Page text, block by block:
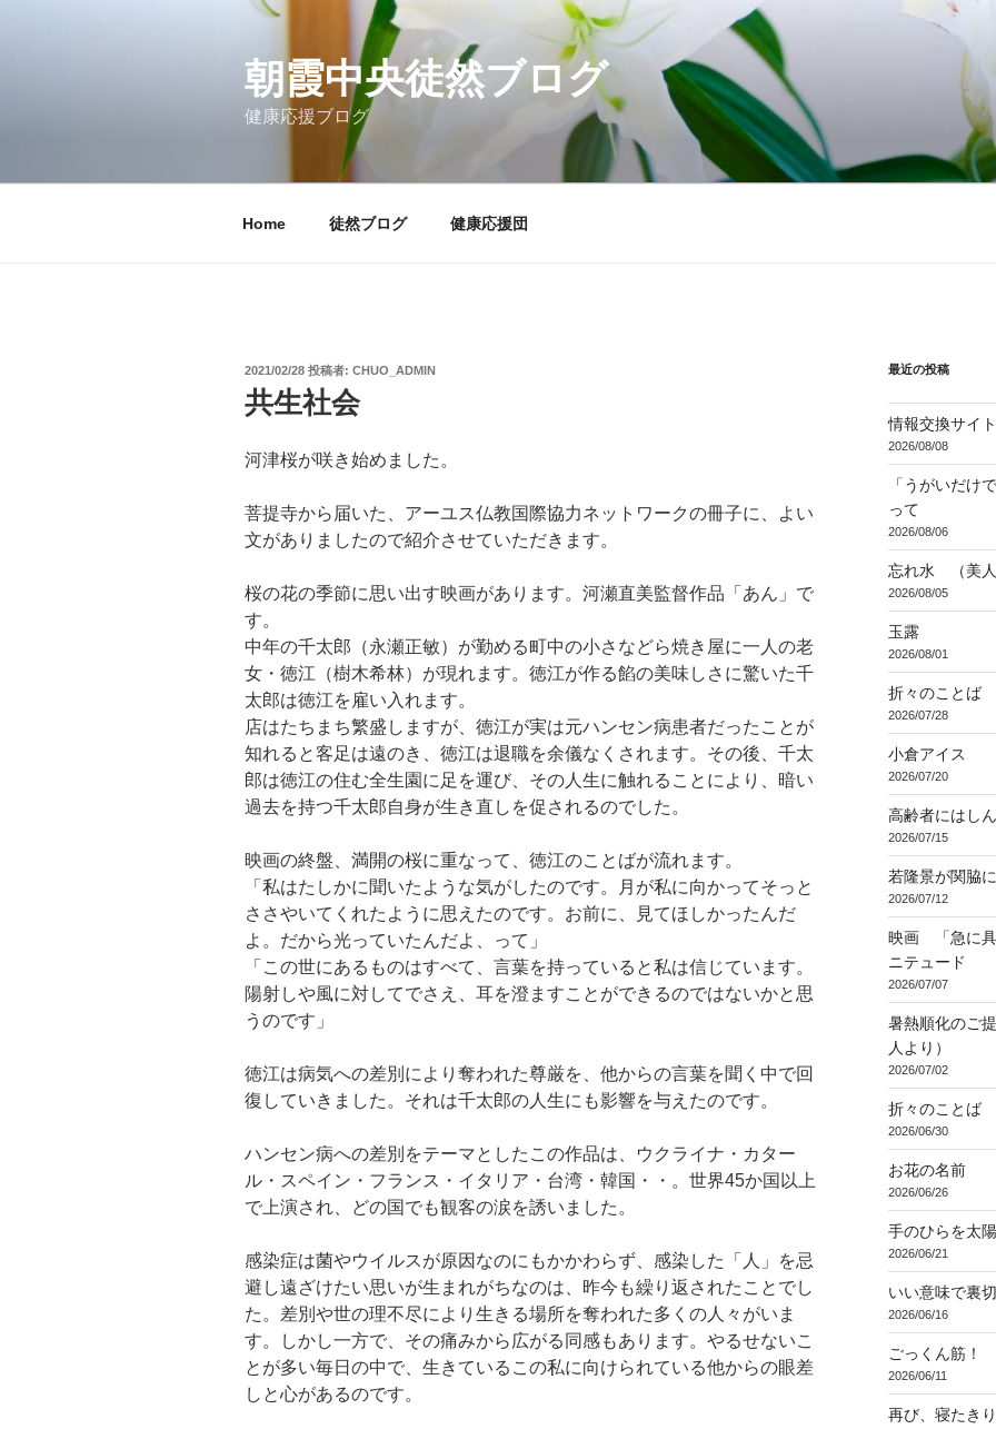
朝霞中央徒然ブログ
健康応援ブログ
Home 徒然ブログ 健康応援団
投
稿
日:
2021/02/28 投稿者: CHUO_ADMIN
共生社会
河津桜が咲き始めました。
菩提寺から届いた、アーユス仏教国際協力ネットワークの冊子に、よい
文がありましたので紹介させていただきます。
桜の花の季節に思い出す映画があります。河瀬直美監督作品「あん」で
す。
中年の千太郎（永瀬正敏）が勤める町中の小さなどら焼き屋に一人の老
女・徳江（樹木希林）が現れます。徳江が作る餡の美味しさに驚いた千
太郎は徳江を雇い入れます。
店はたちまち繁盛しますが、徳江が実は元ハンセン病患者だったことが
知れると客足は遠のき、徳江は退職を余儀なくされます。その後、千太
郎は徳江の住む全生園に足を運び、その人生に触れることにより、暗い
過去を持つ千太郎自身が生き直しを促されるのでした。
映画の終盤、満開の桜に重なって、徳江のことばが流れます。
「私はたしかに聞いたような気がしたのです。月が私に向かってそっと
ささやいてくれたように思えたのです。お前に、見てほしかったんだ
よ。だから光っていたんだよ、って」
「この世にあるものはすべて、言葉を持っていると私は信じています。
陽射しや風に対してでさえ、耳を澄ますことができるのではないかと思
うのです」
徳江は病気への差別により奪われた尊厳を、他からの言葉を聞く中で回
復していきました。それは千太郎の人生にも影響を与えたのです。
ハンセン病への差別をテーマとしたこの作品は、ウクライナ・カター
ル・スペイン・フランス・イタリア・台湾・韓国・・。世界45か国以上
で上演され、どの国でも観客の涙を誘いました。
感染症は菌やウイルスが原因なのにもかかわらず、感染した「人」を忌
避し遠ざけたい思いが生まれがちなのは、昨今も繰り返されたことでし
た。差別や世の理不尽により生きる場所を奪われた多くの人々がいま
す。しかし一方で、その痛みから広がる同感もあります。やるせないこ
とが多い毎日の中で、生きているこの私に向けられている他からの眼差
しと心があるのです。
最近の投稿
情報交換サイ
2026/08/08
「うがいだけ
って
2026/08/06
忘れ水 （美人
2026/08/05
玉露
2026/08/01
折々のことば
2026/07/28
小倉アイス
2026/07/20
高齢者にはし
2026/07/15
若隆景が関脇に
2026/07/12
映画 「急に具
ニテュード
2026/07/07
暑熱順化のご
人より）
2026/07/02
折々のことば
2026/06/30
お花の名前
2026/06/26
手のひらを太
2026/06/21
いい意味で裏
2026/06/16
ごっくん筋！
2026/06/11
再び、寝たき